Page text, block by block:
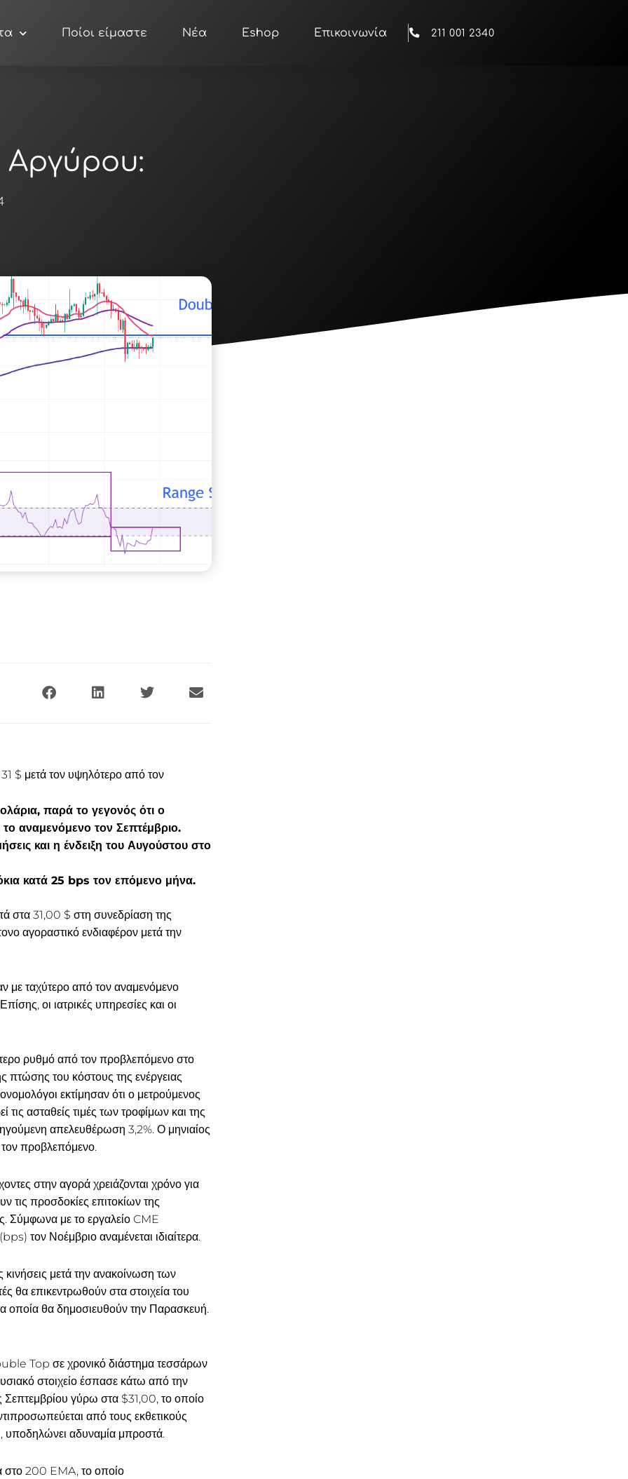
Ποίοι είμαστε Νέα Eshop Επικοινωνία 211 001 2340
$ μετά τον υψηλότερο από τον
παρά το γεγονός ότι ο
αναμενόμενο τον Σεπτέμβριο.
και η ένδειξη του Αυγούστου στο
κατά 25 bps τον επόμενο μήνα.
στα 31,00 $ στη συνεδρίαση της
αγοραστικό ενδιαφέρον μετά την
με ταχύτερο από τον αναμενόμενο
οι ιατρικές υπηρεσίες και οι
ρυθμό από τον προβλεπόμενο στο
του κόστους της ενέργειας
εκτίμησαν ότι ο μετρούμενος
ασταθείς τιμές των τροφίμων και της
απελευθέρωση 3,2%. Ο μηνιαίος
προβλεπόμενο.
στην αγορά χρειάζονται χρόνο για
τις προσδοκίες επιτοκίων της
Σύμφωνα με το εργαλείο CME
τον Νοέμβριο αναμένεται ιδιαίτερα.
μετά την ανακοίνωση των
θα επικεντρωθούν στα στοιχεία του
οποία θα δημοσιευθούν την Παρασκευή.
Top σε χρονικό διάστημα τεσσάρων
στοιχείο έσπασε κάτω από την
Σεπτεμβρίου γύρω στα $31,00, το οποίο
από τους εκθετικούς
υποδηλώνει αδυναμία μπροστά.
στο 200 EMA, το οποίο